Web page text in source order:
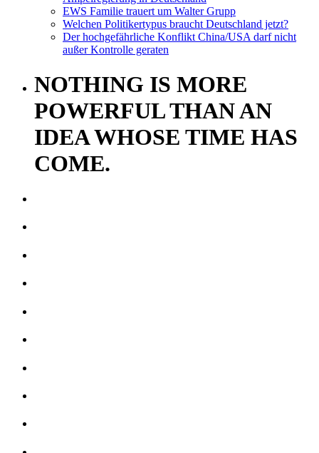
EWS Familie trauert um Walter Grupp
Welchen Politikertypus braucht Deutschland jetzt?
Der hochgefährliche Konflikt China/USA darf nicht
außer Kontrolle geraten
NOTHING IS MORE
POWERFUL THAN AN
IDEA WHOSE TIME HAS
COME.